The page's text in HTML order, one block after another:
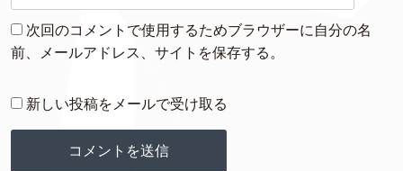
次回のコメントで使用するためブラウザーに自分の名
前、メールアドレス、サイトを保存する。
新しい投稿をメールで受け取る